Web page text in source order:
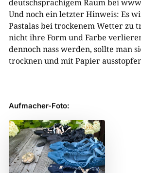
deutschsprachigem Raum bei
Und noch ein letzter Hinweis: Es
Pastalas bei trockenem Wetter zu
nicht ihre Form und Farbe
dennoch nass werden, sollte man
trocknen und mit Papier
Aufmacher-Foto: